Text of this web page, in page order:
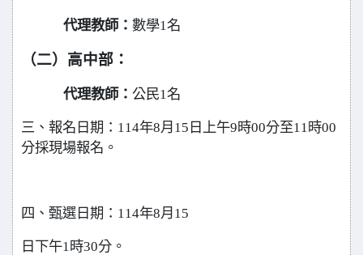
代理教師：數學1名
（二）高中部：
代理教師：公民1名
三、報名日期：114年8月15日上午9時00分至11時00
分採現場報名。
四、甄選日期：114年8月15
日下午1時30分。